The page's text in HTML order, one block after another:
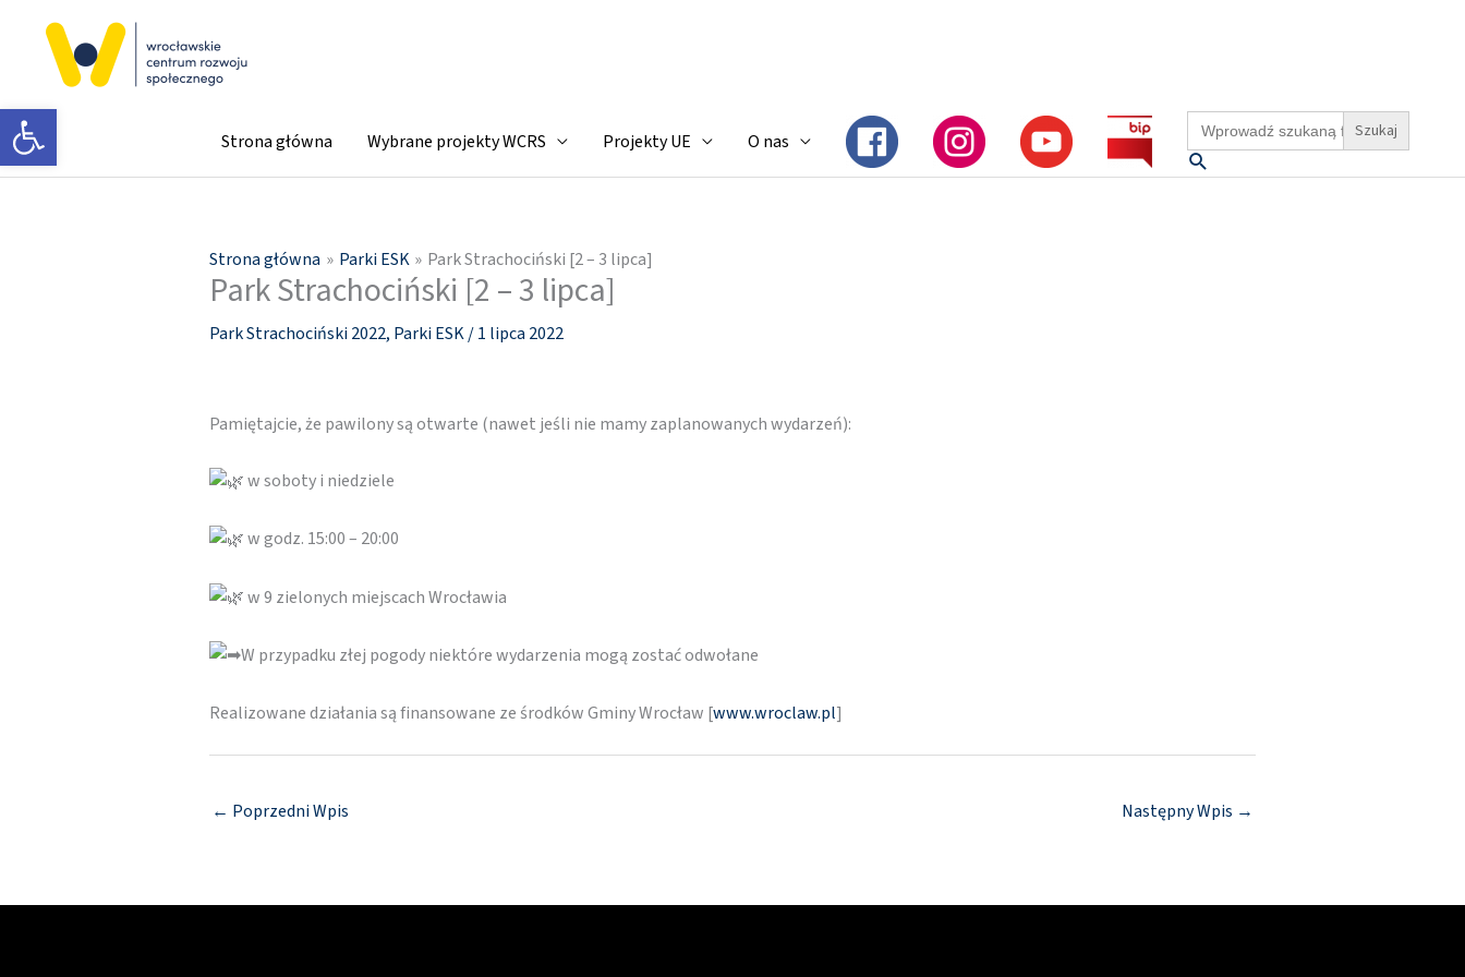
Otwórz pasek narzędzi Strona główna Wybrane projekty WCRS Projekty UE O nas
Search
for:
Szukaj
Strona główna Parki ESK Park Strachociński [2 – 3 lipca]
Park Strachociński [2 – 3 lipca]
Park Strachociński 2022, Parki ESK/1 lipca 2022
Pamiętajcie, że pawilony są otwarte (nawet jeśli nie mamy zaplanowanych wydarzeń):
w soboty i niedziele
w godz. 15:00 – 20:00
w 9 zielonych miejscach Wrocławia
W przypadku złej pogody niektóre wydarzenia mogą zostać odwołane
Realizowane działania są finansowane ze środków Gminy Wrocław [www.wroclaw.pl]
← Poprzedni Wpis Następny Wpis →